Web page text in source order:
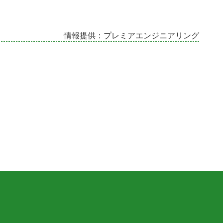
情報提供：プレミアエンジニアリング